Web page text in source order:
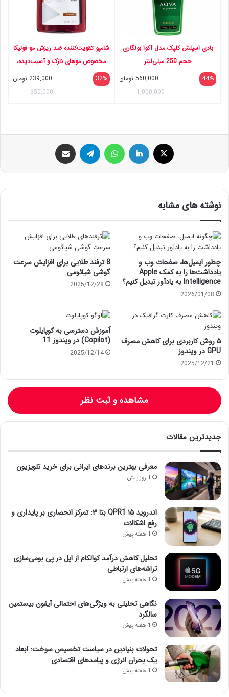
بادی اسپلش کلپک مدل آکوا بولگاری
حجم 250 میلی‌لیتر
44%
560,000 تومان
1,000,000
شامپو تقویت‌کننده ضد ریزش مو فولیکا
مخصوص موهای نازک و آسیب‌دیده،
حجم 200 میلی‌لیتر، حاوی ویتامین‌های
B7 و B6، کافئین و زینک سولفات،
32%
239,000 تومان
350,000
ایکس لینکداین تلگرام
نوشته های مشابه
چطور ایمیل‌ها، صفحات وب و
یادداشت‌ها را به کمک Apple
Intelligence به یادآور تبدیل کنیم؟
2026/01/08
8 ترفند طلایی برای افزایش سرعت
گوشی شیائومی
2025/12/28
۵ روش کاربردی برای کاهش مصرف
GPU در ویندوز
2025/12/21
آموزش دسترسی به کوپایلوت
(Copilot) در ویندوز 11
2025/12/14
مشاهده و ثبت نظر
جدیدترین مقالات
معرفی بهترین برندهای ایرانی برای خرید تلویزیون
1 روز پیش
اندروید ۱۵ QPR1 بتا ۳: تمرکز انحصاری بر پایداری و
رفع اشکالات
1 هفته پیش
تحلیل کاهش درآمد کوالکام از اپل در پی بومی‌سازی
تراشه‌های ارتباطی
1 هفته پیش
نگاهی تحلیلی به ویژگی‌های احتمالی آیفون بیستمین
سالگرد
1 هفته پیش
تحولات بنیادین در سیاست تخصیص سوخت: ابعاد
یک بحران انرژی و پیامدهای اقتصادی
1 هفته پیش